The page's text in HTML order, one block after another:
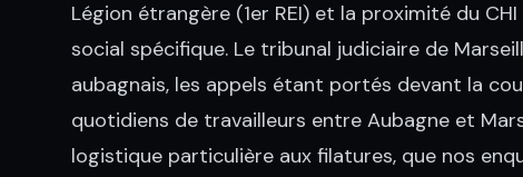
Légion étrangère (1er REI) et la proximité du
social spécifique. Le tribunal judiciaire de
aubagnais, les appels étant portés devant la
quotidiens de travailleurs entre Aubagne et
logistique particulière aux filatures, que nos